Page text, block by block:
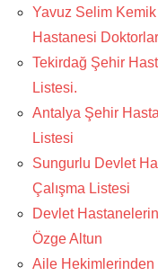
Yavuz Selim
Hastanesi
Tekirdağ Şehir
Listesi.
Antalya Şehir
Listesi
Sungurlu Devlet
Çalışma Listesi
Devlet
Özge Altun
Aile Hekimlerinden